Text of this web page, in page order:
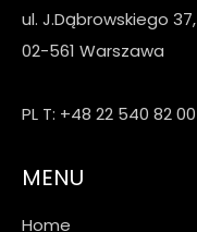
ul. J.Dąbrowskiego 37,
02-561 Warszawa
PL T: +48 22 540 82 00
MENU
Home